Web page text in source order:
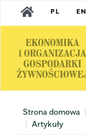
Main
Navigation
Content
Sidebar
PL EN
Strona domowa
Artykuły